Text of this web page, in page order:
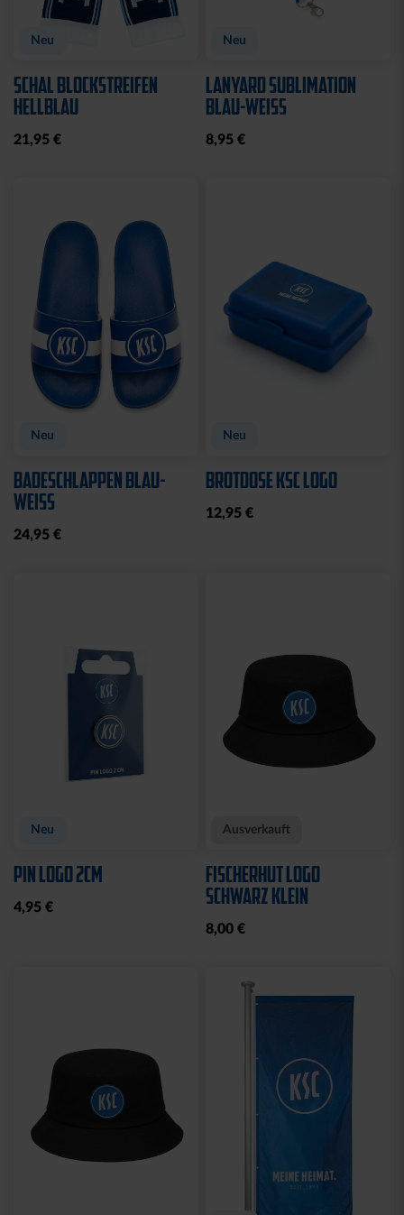
Neu
SCHAL BLOCKSTREIFEN
HELLBLAU
21,95 €
Neu
LANYARD SUBLIMATION
BLAU-WEISS
8,95 €
Neu
BADESCHLAPPEN BLAU-
WEISS
24,95 €
Neu
BROTDOSE KSC LOGO
12,95 €
Neu
PIN LOGO 2CM
4,95 €
Ausverkauft
FISCHERHUT LOGO
SCHWARZ KLEIN
8,00 €